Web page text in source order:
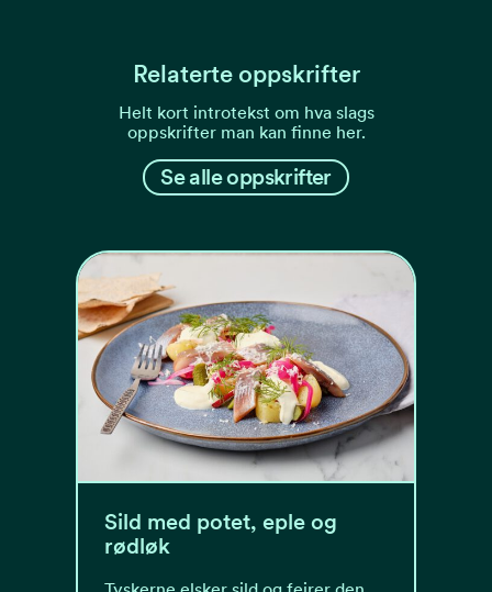
Relaterte oppskrifter
Helt kort introtekst om hva slags
oppskrifter man kan finne her.
Se alle oppskrifter
Sild med potet, eple og
rødløk